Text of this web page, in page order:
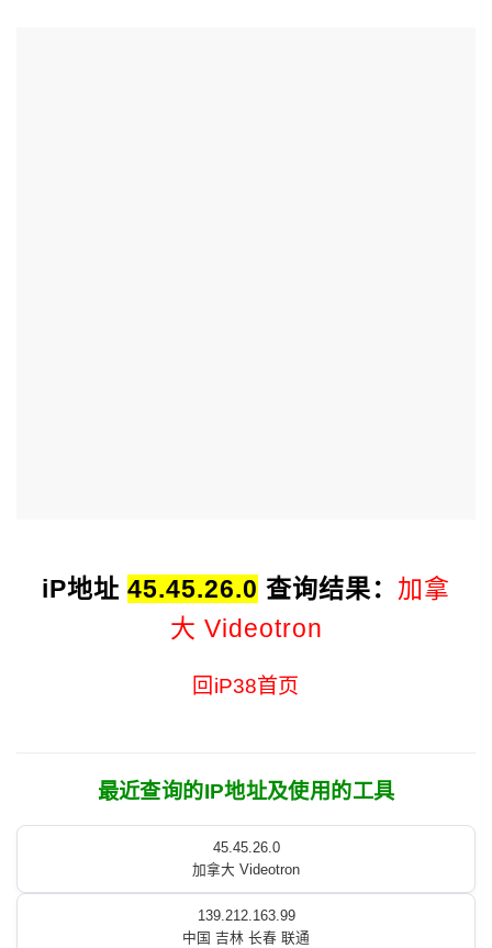
iP地址 45.45.26.0 查询结果： 加拿
大 Videotron
回iP38首页
最近查询的IP地址及使用的工具
45.45.26.0
加拿大 Videotron
139.212.163.99
中国 吉林 长春 联通